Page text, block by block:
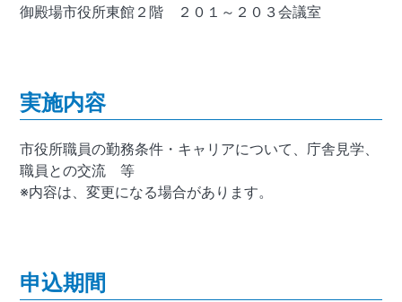
御殿場市役所東館２階 ２０１～２０３会議室
実施内容
市役所職員の勤務条件・キャリアについて、庁舎見学、
職員との交流 等
※内容は、変更になる場合があります。
申込期間